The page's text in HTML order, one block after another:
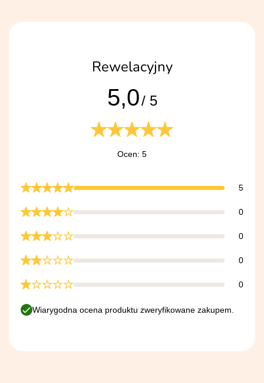
Rewelacyjny
5,0/ 5
Ocen: 5
5
0
0
0
0
Wiarygodna ocena produktu zweryfikowane zakupem.